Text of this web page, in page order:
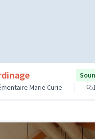
Marie Curie